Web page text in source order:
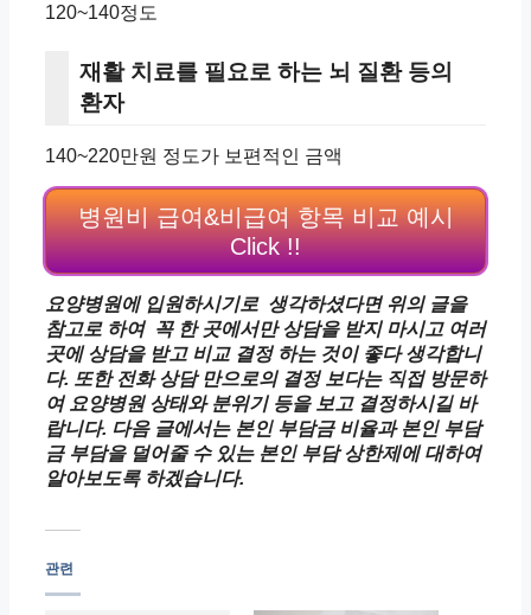
120~140정도
재활 치료를 필요로 하는 뇌 질환 등의
환자
140~220만원 정도가 보편적인 금액
병원비 급여&비급여 항목 비교 예시
Click !!
요양병원에 입원하시기로 생각하셨다면 위의 글을
참고로 하여 꼭 한 곳에서만 상담을 받지 마시고 여러
곳에 상담을 받고 비교 결정 하는 것이 좋다 생각합니
다. 또한 전화 상담 만으로의 결정 보다는 직접 방문하
여 요양병원 상태와 분위기 등을 보고 결정하시길 바
랍니다. 다음 글에서는 본인 부담금 비율과 본인 부담
금 부담을 덜어줄 수 있는 본인 부담 상한제에 대하여
알아보도록 하겠습니다.
관련